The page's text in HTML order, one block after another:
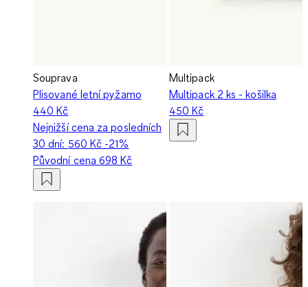
Souprava
Plisované letní pyžamo
440 Kč
Nejnižší cena za posledních
30 dní: 560 Kč -21%
Původní cena698 Kč
Multipack
Multipack 2 ks - košilka
450 Kč